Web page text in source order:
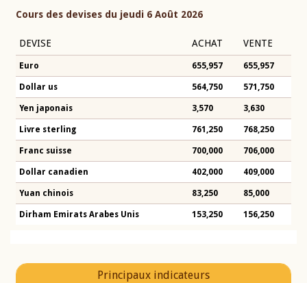
Cours des devises du jeudi 6 Août 2026
DEVISE ACHAT VENTE
Euro 655,957 655,957
Dollar us 564,750 571,750
Yen japonais 3,570 3,630
Livre sterling 761,250 768,250
Franc suisse 700,000 706,000
Dollar canadien 402,000 409,000
Yuan chinois 83,250 85,000
Dirham Emirats Arabes Unis 153,250 156,250
Principaux indicateurs